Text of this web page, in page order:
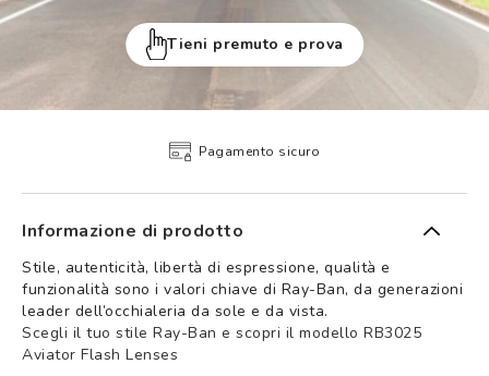
Tieni premuto e prova
Pagamento sicuro
Informazione di prodotto
Stile, autenticità, libertà di espressione, qualità e
funzionalità sono i valori chiave di Ray-Ban, da generazioni
leader dell’occhialeria da sole e da vista.
Scegli il tuo stile Ray-Ban e scopri il modello RB3025
Aviator Flash Lenses